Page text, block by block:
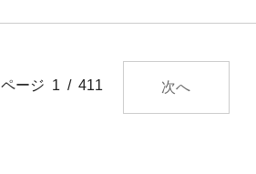
ページ 1 / 411 次へ